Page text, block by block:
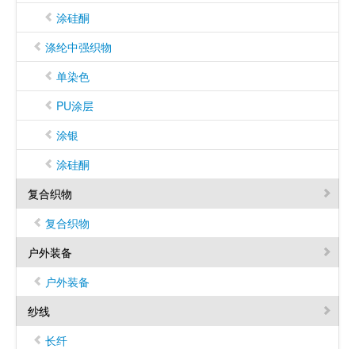
涂硅酮
涤纶中强织物
单染色
PU涂层
涂银
涂硅酮
复合织物
复合织物
户外装备
户外装备
纱线
长纤